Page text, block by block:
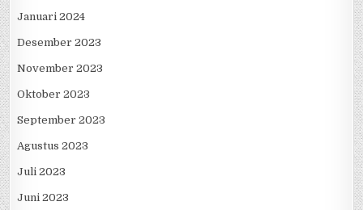
Februari 2024
Januari 2024
Desember 2023
November 2023
Oktober 2023
September 2023
Agustus 2023
Juli 2023